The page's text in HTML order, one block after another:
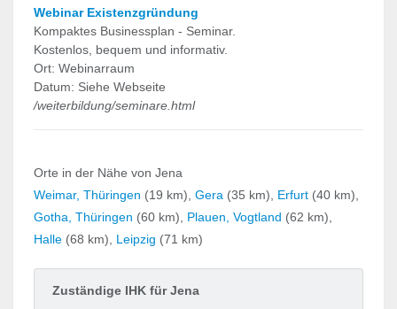
Webinar Existenzgründung
Kompaktes Businessplan - Seminar.
Kostenlos, bequem und informativ.
Ort: Webinarraum
Datum: Siehe Webseite
/weiterbildung/seminare.html
Orte in der Nähe von Jena
Weimar, Thüringen (19 km),Gera (35 km), Erfurt (40 km),
Gotha, Thüringen (60 km), Plauen, Vogtland (62 km),
Halle (68 km), Leipzig (71 km)
Zuständige IHK für Jena